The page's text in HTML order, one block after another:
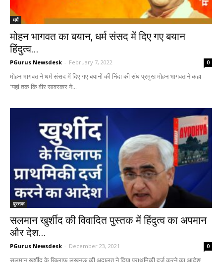
धर्म
मोहन भागवत का बयान, धर्म संसद में दिए गए बयान
हिंदुत्व...
PGurus Newsdesk - February 7, 2022 0
मोहन भागवत ने धर्म संसद में दिए गए बयानों की निंदा की संघ प्रमुख मोहन भागवत ने कहा -
'यहां तक कि वीर सावरकर ने...
पुस्तक
सलमान खुर्शीद की विवादित पुस्तक में हिंदुत्व का अपमान
और देश...
PGurus Newsdesk - December 23, 2021 0
सलमान खुर्शीद के खिलाफ लखनऊ की अदालत ने दिया प्राथमिकी दर्ज करने का आदेश!